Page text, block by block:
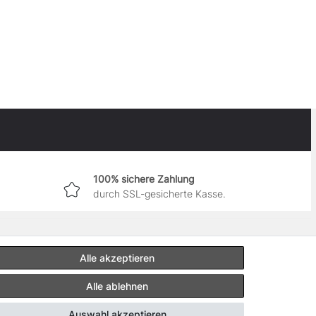
100% sichere Zahlung
durch SSL-gesicherte Kasse.
Alle akzeptieren
Alle ablehnen